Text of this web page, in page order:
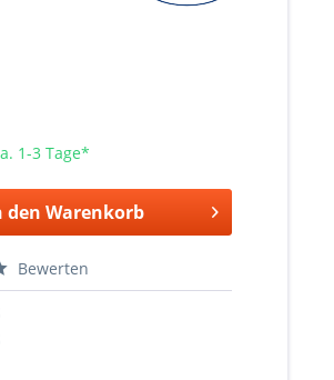
1-3 Tage*
den Warenkorb
Bewerten